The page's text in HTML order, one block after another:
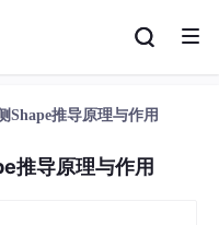
Shape推导原理与作用
推导原理与作用